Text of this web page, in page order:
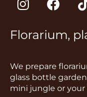
n
t
g
r
a
a
e
o
o
k
i
Florarium,
We prepare
glass bottle
mini jungle or